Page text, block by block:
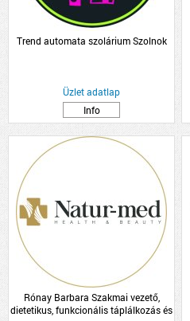
Trend automata szolárium Szolnok
Üzlet adatlap
Info
Rónay Barbara Szakmai vezető,
dietetikus, funkcionális táplálkozás és